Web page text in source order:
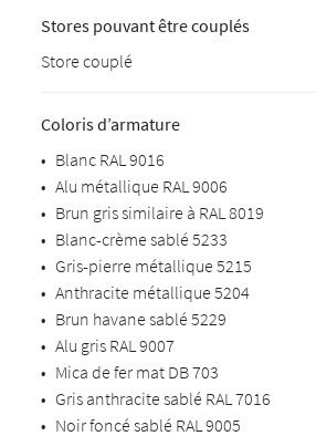
Stores pouvant être couplés
Store couplé
Coloris d’armature
• Blanc RAL 9016
• Alu métallique RAL 9006
• Brun gris similaire à RAL 8019
• Blanc-crème sablé 5233
• Gris-pierre métallique 5215
• Anthracite métallique 5204
• Brun havane sablé 5229
• Alu gris RAL 9007
• Mica de fer mat DB 703
• Gris anthracite sablé RAL 7016
• Noir foncé sablé RAL 9005